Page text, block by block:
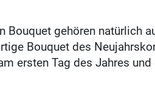
gehören natürlich
Bouquet des
ersten Tag des Jahres